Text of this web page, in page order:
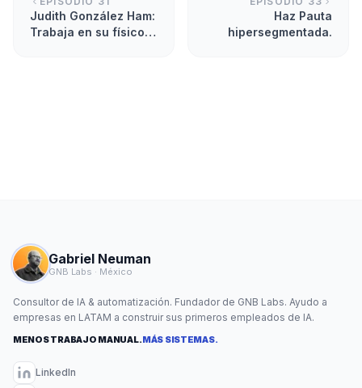
Judith González Ham:
Trabaja en su físico y
Haz Pauta
hipersegmentada.
Gabriel Neuman
GNB Labs · México
Consultor de IA & automatización. Fundador de GNB Labs. Ayudo a
empresas en LATAM a construir sus primeros empleados de IA.
MENOS TRABAJO MANUAL.MÁS SISTEMAS.
LinkedIn